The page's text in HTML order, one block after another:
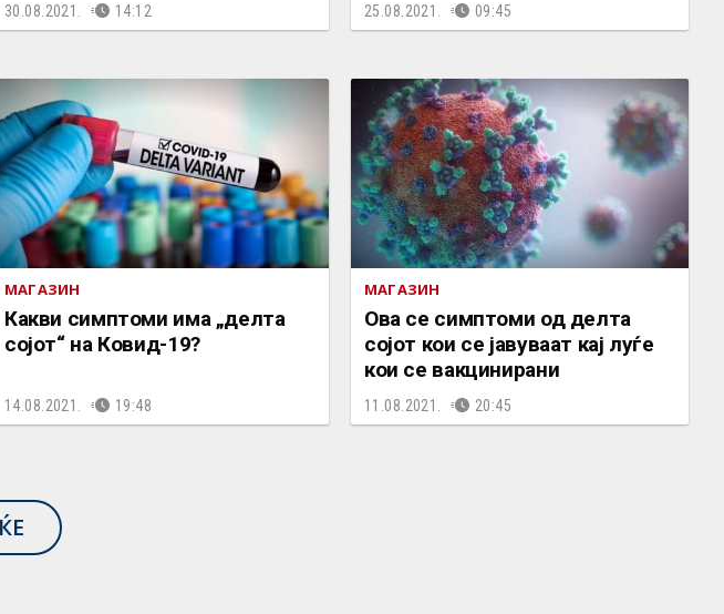
30.08.2021. 14:12 25.08.2021. 09:45
МАГАЗИН
Какви симптоми има „делта
сојот“ на Ковид-19?
14.08.2021. 19:48
МАГАЗИН
Oва се симптоми од делта
сојот кои се јавуваат кај луѓе
кои се вакцинирани
11.08.2021. 20:45